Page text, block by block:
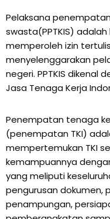
Pelaksana
swasta(PPTKIS)
memperoleh izin
menyelenggarakan
negeri. PPTKIS dikenal
Jasa Tenaga Kerja
Penempatan tenaga
(penempatan TKI)
mempertemukan TKI
kemampuannya
yang meliputi
pengurusan dokumen,
penampungan,